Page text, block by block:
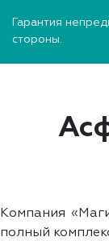
Гарантия
стороны.
Компания
полный